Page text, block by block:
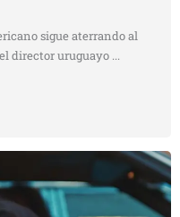
sigue aterrando al
director uruguayo ...